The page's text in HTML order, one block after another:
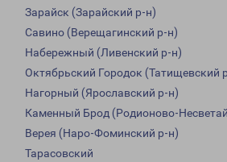
Зарайск (Зарайский р-н)
Савино (Верещагинский р-н)
Набережный (Ливенский р-н)
Октябрьский Городок (Татищевский
Нагорный (Ярославский р-н)
Каменный Брод (Родионово-
Верея (Наро-Фоминский р-н)
Тарасовский